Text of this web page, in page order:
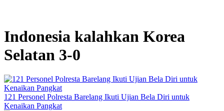
Indonesia kalahkan Korea
Selatan 3-0
121 Personel Polresta Barelang Ikuti Ujian Bela Diri untuk
Kenaikan Pangkat